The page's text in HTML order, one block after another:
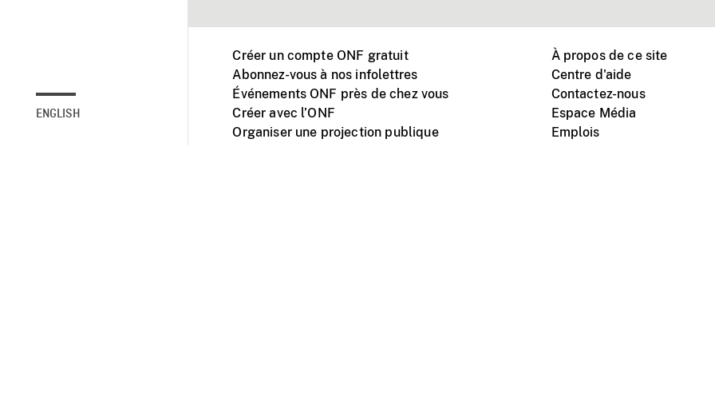
ENGLISH
Créer un compte ONF gratuit
Abonnez-vous à nos infolettres
Événements ONF près de chez vous
Créer avec l’ONF
Organiser une projection publique
À propos de ce site
Centre d'aide
Contactez-nous
Espace Média
Emplois